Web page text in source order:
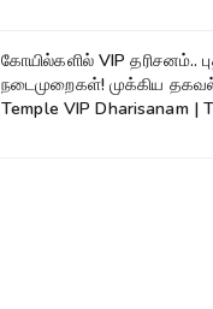
கோயில்களில் VIP தரிசனம்..
நடைமுறைகள்! முக்கிய
Temple VIP Dharisanam |